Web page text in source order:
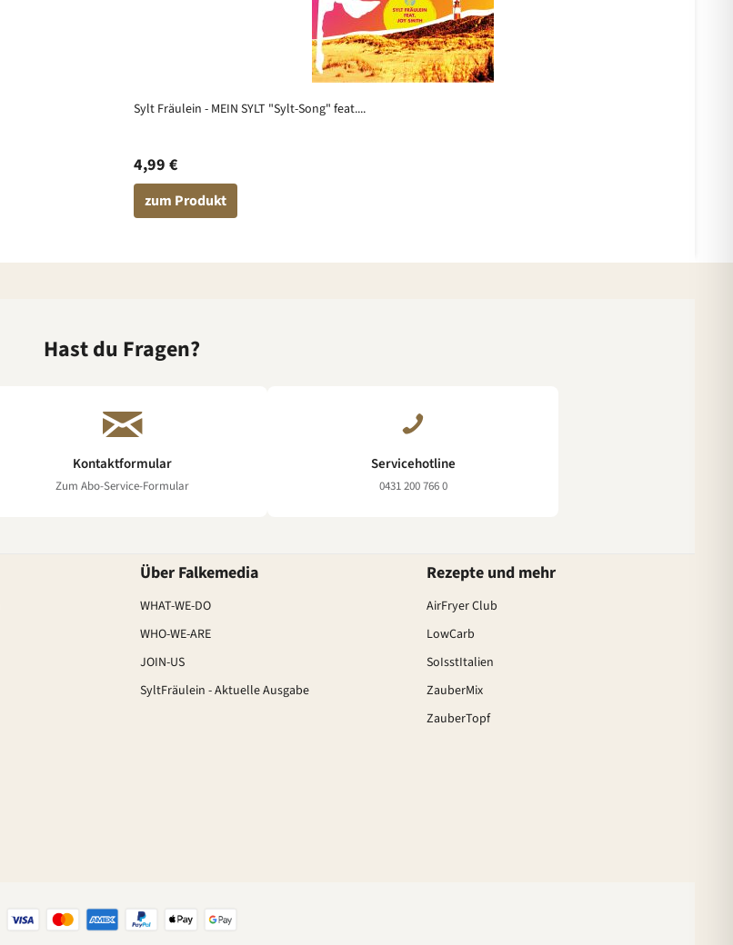
Sylt Fräulein - MEIN SYLT "Sylt-Song" feat....
4,99 €
zum Produkt
Hast du Fragen?
Kontaktformular
Zum Abo-Service-Formular
Servicehotline
0431 200 766 0
Über Falkemedia
WHAT-WE-DO
WHO-WE-ARE
JOIN-US
SyltFräulein - Aktuelle Ausgabe
Rezepte und mehr
AirFryer Club
LowCarb
SoIsstItalien
ZauberMix
ZauberTopf